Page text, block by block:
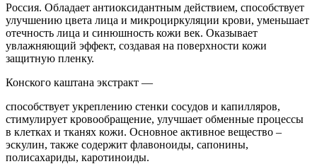
Россия. Обладает антиоксидантным действием, способствует
улучшению цвета лица и микроциркуляции крови, уменьшает
отечность лица и синюшность кожи век. Оказывает
увлажняющий эффект, создавая на поверхности кожи
защитную пленку.
Конского каштана экстракт —
способствует укреплению стенки сосудов и капилляров,
стимулирует кровообращение, улучшает обменные процессы
в клетках и тканях кожи. Основное активное вещество –
эскулин, также содержит флавоноиды, сапонины,
полисахариды, каротиноиды.